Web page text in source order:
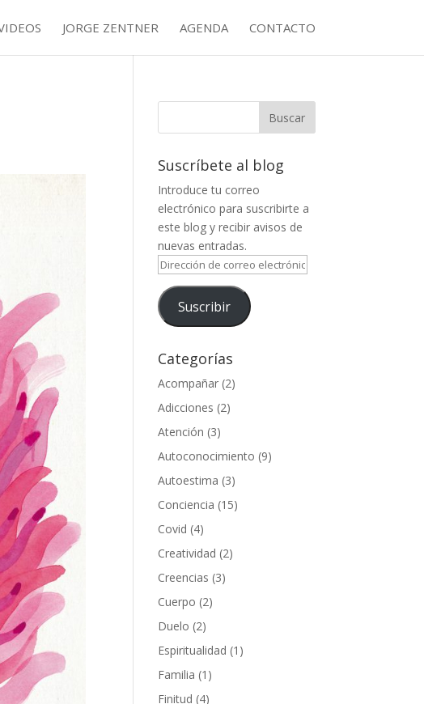
JORGE ZENTNER AGENDA CONTACTO
Suscríbete al blog
Introduce tu correo
electrónico para suscribirte a
este blog y recibir avisos de
nuevas entradas.
Dirección
correo
electrónico
Suscribir
Categorías
Acompañar (2)
Adicciones (2)
Atención (3)
Autoconocimiento (9)
Autoestima (3)
Conciencia (15)
Covid (4)
Creatividad (2)
Creencias (3)
Cuerpo (2)
Duelo (2)
Espiritualidad (1)
Familia (1)
Finitud (4)